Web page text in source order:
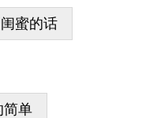
蜜的话
简单